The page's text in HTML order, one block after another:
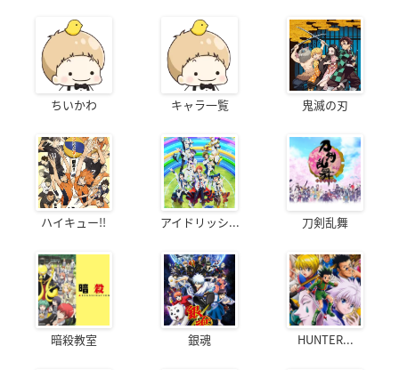
ちいかわ キャラ一覧 鬼滅の刃
ハイキュー!! アイドリッシ... 刀剣乱舞
暗殺教室 銀魂 HUNTER...